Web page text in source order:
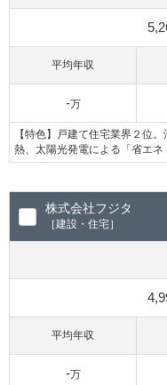
平均年収
-万
【特色】戸建て住宅業界２位
熱、太陽光発電による「省エネ
株式会社フジタ
［建設・住宅］
平均年収
-万